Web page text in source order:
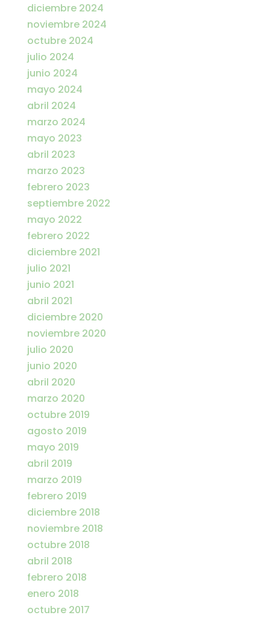
diciembre 2024
noviembre 2024
octubre 2024
julio 2024
junio 2024
mayo 2024
abril 2024
marzo 2024
mayo 2023
abril 2023
marzo 2023
febrero 2023
septiembre 2022
mayo 2022
febrero 2022
diciembre 2021
julio 2021
junio 2021
abril 2021
diciembre 2020
noviembre 2020
julio 2020
junio 2020
abril 2020
marzo 2020
octubre 2019
agosto 2019
mayo 2019
abril 2019
marzo 2019
febrero 2019
diciembre 2018
noviembre 2018
octubre 2018
abril 2018
febrero 2018
enero 2018
octubre 2017